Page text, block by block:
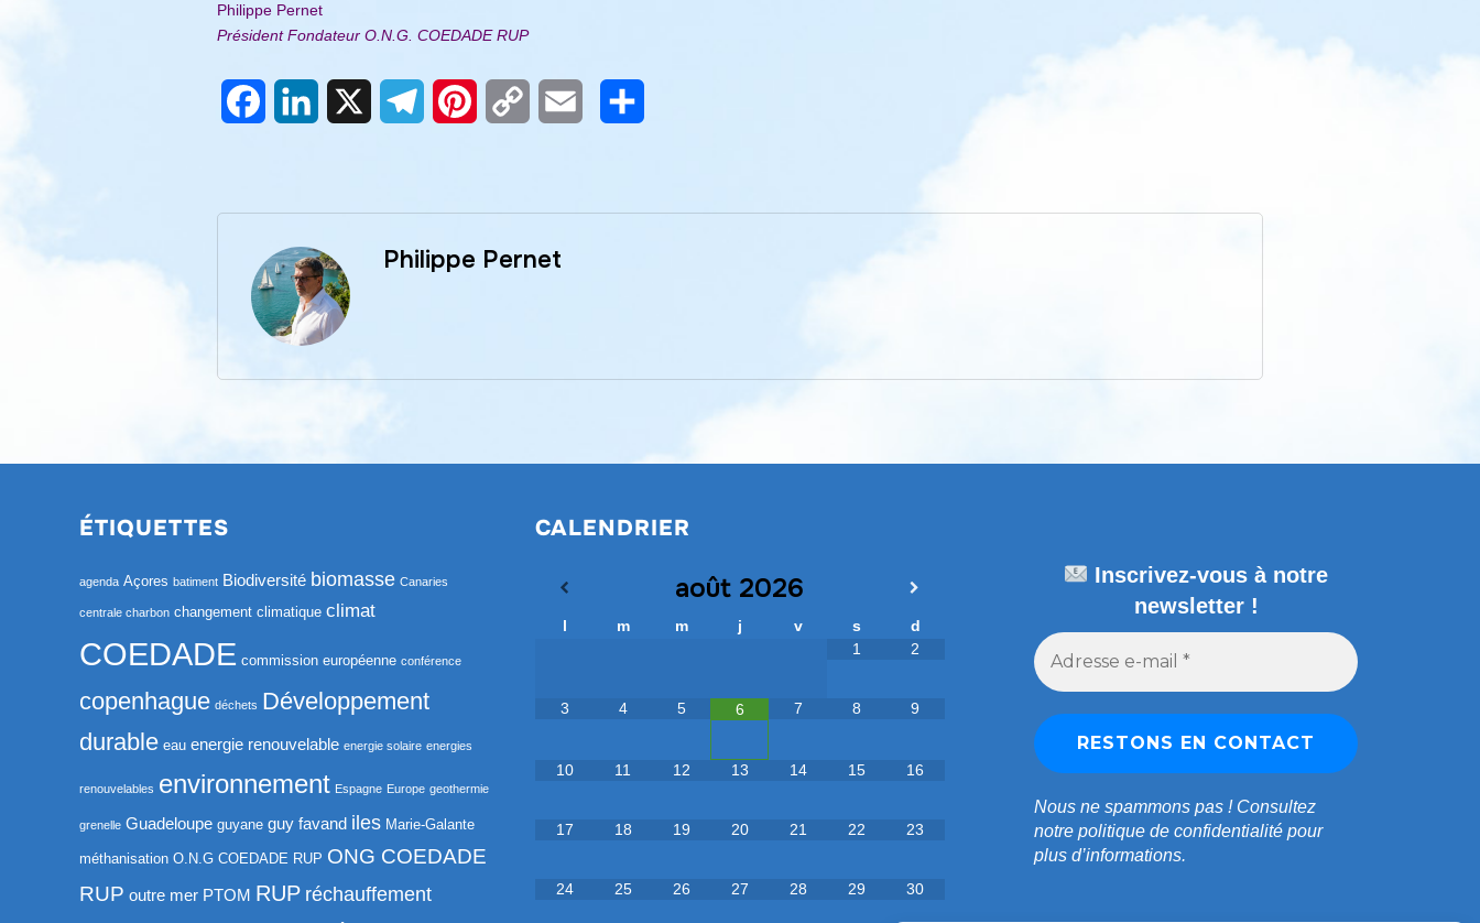
Philippe Pernet
Président Fondateur O.N.G. COEDADE RUP
FacebookLinkedIn TelegramPinterestCopy Email
Philippe Pernet
ÉTIQUETTES
agenda Açores batiment Biodiversité biomasse Canaries
centrale charbon changement climatique climat
COEDADE commission européenne conférence
copenhague déchets Développement
durable eau energie renouvelable energie solaire energies
renouvelables environnement Espagne Europe geothermie
grenelle Guadeloupe guyane guy favand iles Marie-Galante
méthanisation O.N.G COEDADE RUP ONG COEDADE
RUP outre mer PTOM RUP réchauffement
CALENDRIER
août 2026
l m m j v s
d
1
2
3 4 5 6 7 8 9
10 11 12 13 14 15 16
17 18 19 20 21 22 23
24 25 26 27 28 29 30
Inscrivez-vous à notre
newsletter !
Nous ne spammons pas ! Consultez
notre politique de confidentialité pour
plus d’informations.